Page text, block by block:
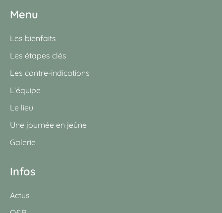
Menu
Les bienfaits
Les étapes clés
Les contre-indications
L’équipe
Le lieu
Une journée en jeûne
Galerie
Infos
Actus